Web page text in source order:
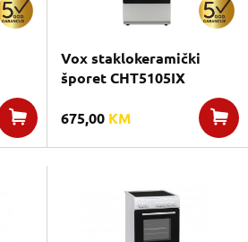
Vox staklokeramički
šporet CHT5105IX
675,00 KM